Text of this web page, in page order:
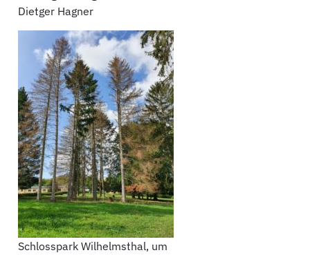
Dietger Hagner
Schlosspark Wilhelmsthal, um